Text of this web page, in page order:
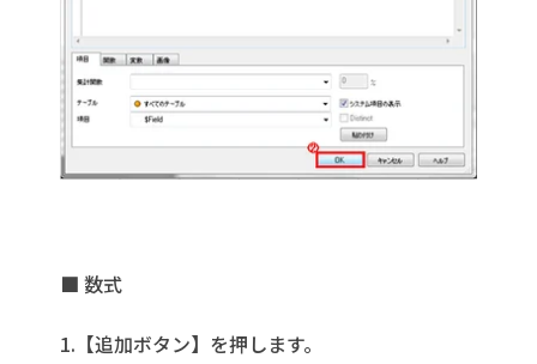
■ 数式
1.【追加ボタン】を押します。